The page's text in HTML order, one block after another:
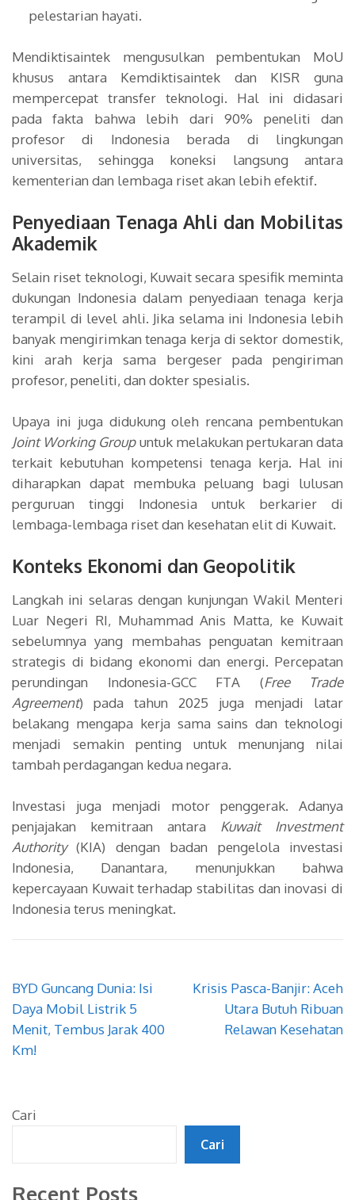
pelestarian hayati.
Mendiktisaintek mengusulkan pembentukan MoU
khusus antara Kemdiktisaintek dan KISR guna
mempercepat transfer teknologi. Hal ini didasari
pada fakta bahwa lebih dari 90% peneliti dan
profesor di Indonesia berada di lingkungan
universitas, sehingga koneksi langsung antara
kementerian dan lembaga riset akan lebih efektif.
Penyediaan Tenaga Ahli dan Mobilitas
Akademik
Selain riset teknologi, Kuwait secara spesifik meminta
dukungan Indonesia dalam penyediaan tenaga kerja
terampil di level ahli. Jika selama ini Indonesia lebih
banyak mengirimkan tenaga kerja di sektor domestik,
kini arah kerja sama bergeser pada pengiriman
profesor, peneliti, dan dokter spesialis.
Upaya ini juga didukung oleh rencana pembentukan
Joint Working Groupuntuk melakukan pertukaran data
terkait kebutuhan kompetensi tenaga kerja. Hal ini
diharapkan dapat membuka peluang bagi lulusan
perguruan tinggi Indonesia untuk berkarier di
lembaga-lembaga riset dan kesehatan elit di Kuwait.
Konteks Ekonomi dan Geopolitik
Langkah ini selaras dengan kunjungan Wakil Menteri
Luar Negeri RI, Muhammad Anis Matta, ke Kuwait
sebelumnya yang membahas penguatan kemitraan
strategis di bidang ekonomi dan energi. Percepatan
perundingan Indonesia-GCC FTA (Free Trade
Agreement) pada tahun 2025 juga menjadi latar
belakang mengapa kerja sama sains dan teknologi
menjadi semakin penting untuk menunjang nilai
tambah perdagangan kedua negara.
Investasi juga menjadi motor penggerak. Adanya
penjajakan kemitraan antara Kuwait Investment
Authority(KIA) dengan badan pengelola investasi
Indonesia, Danantara, menunjukkan bahwa
kepercayaan Kuwait terhadap stabilitas dan inovasi di
Indonesia terus meningkat.
Navigasi
pos
BYD Guncang Dunia: Isi
Daya Mobil Listrik 5
Menit, Tembus Jarak 400
Km!
Krisis Pasca-Banjir: Aceh
Utara Butuh Ribuan
Relawan Kesehatan
Cari
Cari
Recent Posts